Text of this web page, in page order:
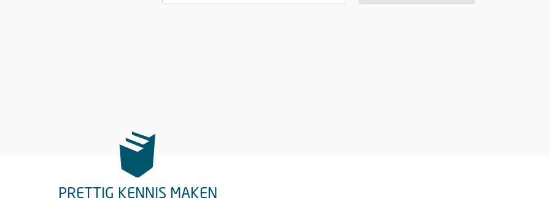
PRETTIG KENNIS MAKEN